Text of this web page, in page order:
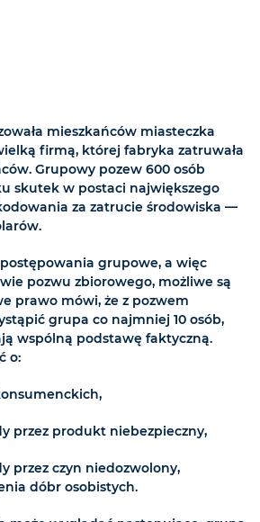
mieszkańców miasteczka
firmą, której fabryka zatruwała
Grupowy pozew 600 osób
skutek w postaci największego
za zatrucie środowiska —
grupowe, a więc
pozwu zbiorowego, możliwe są
prawo mówi, że z pozwem
grupa co najmniej 10 osób,
wspólną podstawę faktyczną.
o:
przez produkt niebezpieczny,
przez czyn niedozwolony,
dóbr osobistych.